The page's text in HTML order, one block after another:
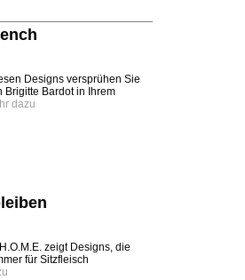
Designs versprühen Sie
Brigitte Bardot in Ihrem
dazu
zeigt Designs, die
für Sitzfleisch